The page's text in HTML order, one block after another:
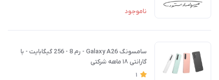
ناموجود
سامسونگ Galaxy A26 - رم 8 - 256 گیگابایت - با
گارانتی ۱۸ ماهه شرکتی
1